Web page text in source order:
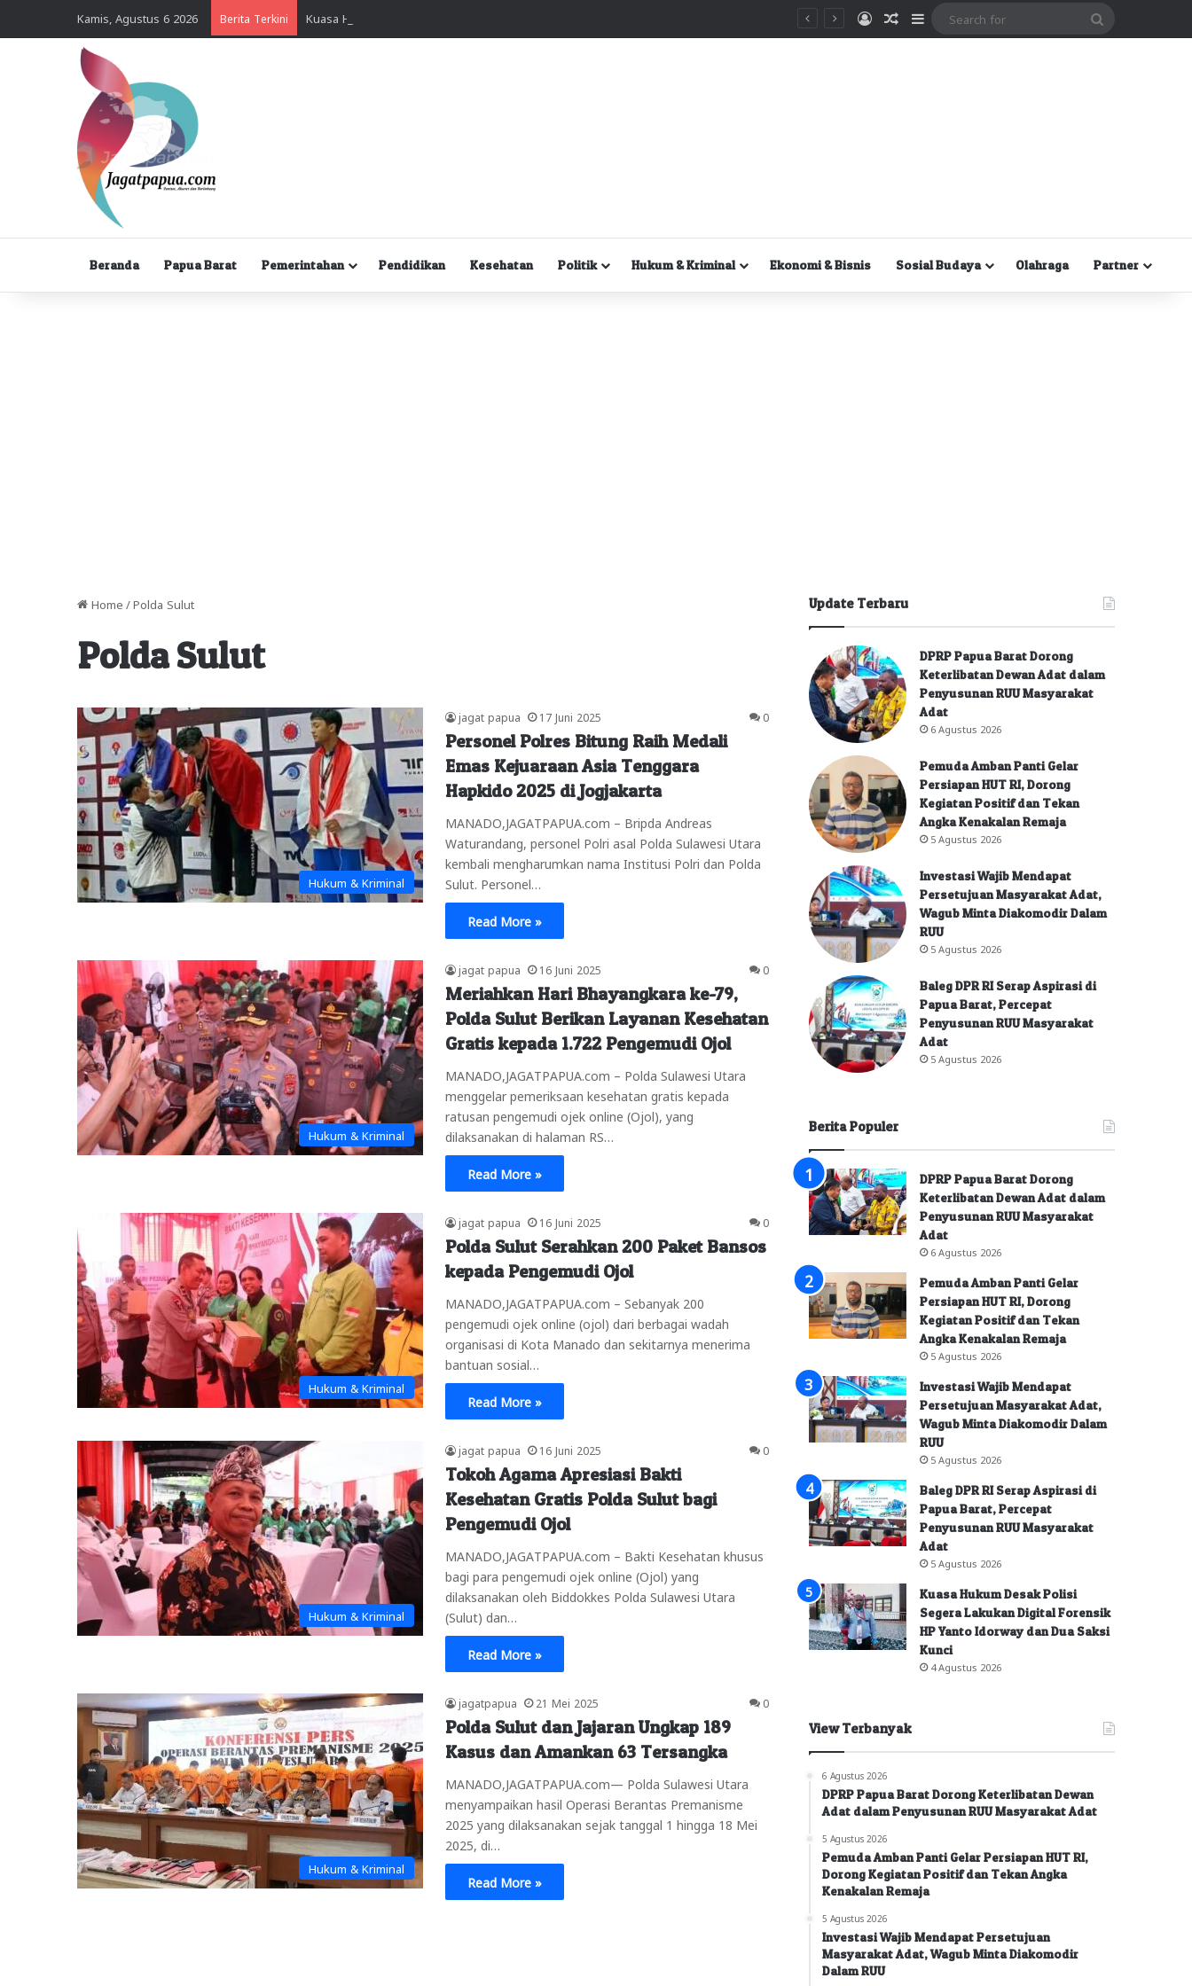
Kamis, Agustus 6 2026 Berita Terkini MasukRandom Article
Sidebar
Beranda Papua Barat Pemerintahan Pendidikan Kesehatan Politik Hukum & Kriminal Ekonomi & Bisnis Sosial Budaya Olahraga Partner
Home / Polda Sulut
Polda Sulut
Hukum & Kriminal
jagat papua 17 Juni 2025 0
Personel Polres Bitung Raih Medali
Emas Kejuaraan Asia Tenggara
Hapkido 2025 di Jogjakarta
MANADO,JAGATPAPUA.com – Bripda Andreas
Waturandang, personel Polri asal Polda Sulawesi Utara
kembali mengharumkan nama Institusi Polri dan Polda
Sulut. Personel…
Read More »
Hukum & Kriminal
jagat papua 16 Juni 2025 0
Meriahkan Hari Bhayangkara ke-79,
Polda Sulut Berikan Layanan Kesehatan
Gratis kepada 1.722 Pengemudi Ojol
MANADO,JAGATPAPUA.com – Polda Sulawesi Utara
menggelar pemeriksaan kesehatan gratis kepada
ratusan pengemudi ojek online (Ojol), yang
dilaksanakan di halaman RS…
Read More »
Hukum & Kriminal
jagat papua 16 Juni 2025 0
Polda Sulut Serahkan 200 Paket Bansos
kepada Pengemudi Ojol
MANADO,JAGATPAPUA.com – Sebanyak 200
pengemudi ojek online (ojol) dari berbagai wadah
organisasi di Kota Manado dan sekitarnya menerima
bantuan sosial…
Read More »
Hukum & Kriminal
jagat papua 16 Juni 2025 0
Tokoh Agama Apresiasi Bakti
Kesehatan Gratis Polda Sulut bagi
Pengemudi Ojol
MANADO,JAGATPAPUA.com – Bakti Kesehatan khusus
bagi para pengemudi ojek online (Ojol) yang
dilaksanakan oleh Biddokkes Polda Sulawesi Utara
(Sulut) dan…
Read More »
Hukum & Kriminal
jagatpapua 21 Mei 2025 0
Polda Sulut dan Jajaran Ungkap 189
Kasus dan Amankan 63 Tersangka
MANADO,JAGATPAPUA.com— Polda Sulawesi Utara
menyampaikan hasil Operasi Berantas Premanisme
2025 yang dilaksanakan sejak tanggal 1 hingga 18 Mei
2025, di…
Read More »
Update Terbaru
DPRP Papua Barat Dorong
Keterlibatan Dewan Adat dalam
Penyusunan RUU Masyarakat
Adat
6 Agustus 2026
Pemuda Amban Panti Gelar
Persiapan HUT RI, Dorong
Kegiatan Positif dan Tekan
Angka Kenakalan Remaja
5 Agustus 2026
Investasi Wajib Mendapat
Persetujuan Masyarakat Adat,
Wagub Minta Diakomodir Dalam
RUU
5 Agustus 2026
Baleg DPR RI Serap Aspirasi di
Papua Barat, Percepat
Penyusunan RUU Masyarakat
Adat
5 Agustus 2026
Berita Populer
DPRP Papua Barat Dorong
Keterlibatan Dewan Adat dalam
Penyusunan RUU Masyarakat
Adat
6 Agustus 2026
Pemuda Amban Panti Gelar
Persiapan HUT RI, Dorong
Kegiatan Positif dan Tekan
Angka Kenakalan Remaja
5 Agustus 2026
Investasi Wajib Mendapat
Persetujuan Masyarakat Adat,
Wagub Minta Diakomodir Dalam
RUU
5 Agustus 2026
Baleg DPR RI Serap Aspirasi di
Papua Barat, Percepat
Penyusunan RUU Masyarakat
Adat
5 Agustus 2026
Kuasa Hukum Desak Polisi
Segera Lakukan Digital Forensik
HP Yanto Idorway dan Dua Saksi
Kunci
4 Agustus 2026
View Terbanyak
6 Agustus 2026
DPRP Papua Barat Dorong Keterlibatan Dewan
Adat dalam Penyusunan RUU Masyarakat Adat
5 Agustus 2026
Pemuda Amban Panti Gelar Persiapan HUT RI,
Dorong Kegiatan Positif dan Tekan Angka
Kenakalan Remaja
5 Agustus 2026
Investasi Wajib Mendapat Persetujuan
Masyarakat Adat, Wagub Minta Diakomodir
Dalam RUU